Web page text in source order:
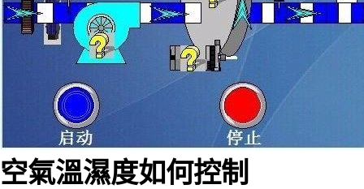
空氣溫濕度如何控制